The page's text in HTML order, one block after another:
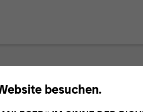
besuchen.